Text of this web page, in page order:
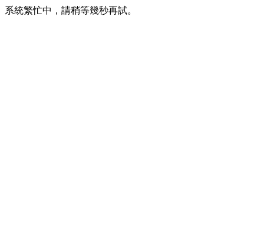
系統繁忙中，請稍等幾秒再試。